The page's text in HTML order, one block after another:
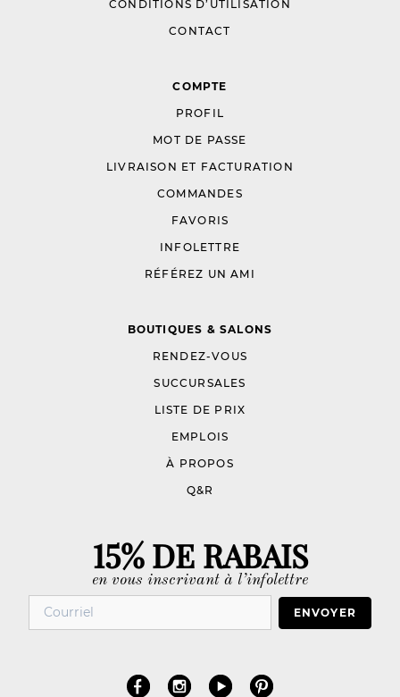
CONDITIONS D’UTILISATION
CONTACT
COMPTE
PROFIL
MOT DE PASSE
LIVRAISON ET FACTURATION
COMMANDES
FAVORIS
INFOLETTRE
RÉFÉREZ UN AMI
BOUTIQUES & SALONS
RENDEZ-VOUS
SUCCURSALES
LISTE DE PRIX
EMPLOIS
À PROPOS
Q&R
15% DE RABAIS
en vous inscrivant à l’infolettre
ENVOYER